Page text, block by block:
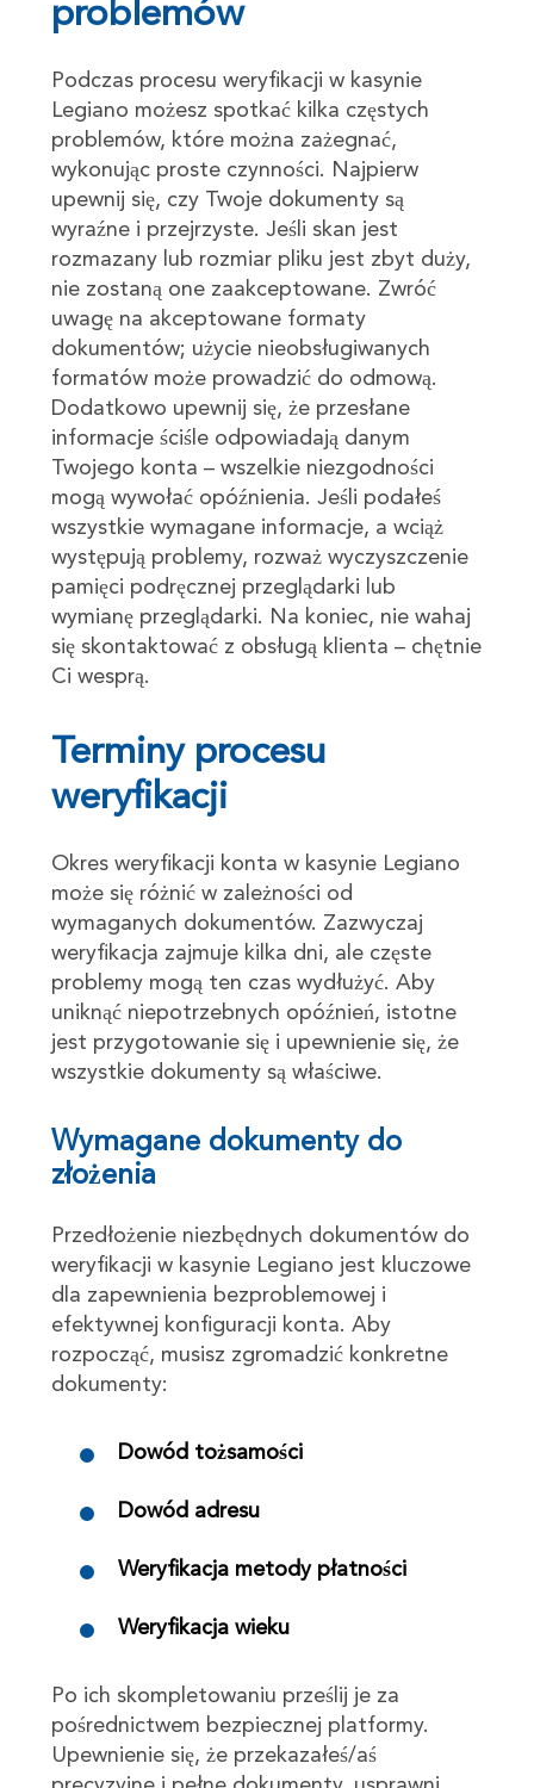
problemów
Podczas procesu weryfikacji w kasynie
Legiano możesz spotkać kilka częstych
problemów, które można zażegnać,
wykonując proste czynności. Najpierw
upewnij się, czy Twoje dokumenty są
wyraźne i przejrzyste. Jeśli skan jest
rozmazany lub rozmiar pliku jest zbyt duży,
nie zostaną one zaakceptowane. Zwróć
uwagę na akceptowane formaty
dokumentów; użycie nieobsługiwanych
formatów może prowadzić do odmową.
Dodatkowo upewnij się, że przesłane
informacje ściśle odpowiadają danym
Twojego konta – wszelkie niezgodności
mogą wywołać opóźnienia. Jeśli podałeś
wszystkie wymagane informacje, a wciąż
występują problemy, rozważ wyczyszczenie
pamięci podręcznej przeglądarki lub
wymianę przeglądarki. Na koniec, nie wahaj
się skontaktować z obsługą klienta – chętnie
Ci wesprą.
Terminy procesu
weryfikacji
Okres weryfikacji konta w kasynie Legiano
może się różnić w zależności od
wymaganych dokumentów. Zazwyczaj
weryfikacja zajmuje kilka dni, ale częste
problemy mogą ten czas wydłużyć. Aby
uniknąć niepotrzebnych opóźnień, istotne
jest przygotowanie się i upewnienie się, że
wszystkie dokumenty są właściwe.
Wymagane dokumenty do
złożenia
Przedłożenie niezbędnych dokumentów do
weryfikacji w kasynie Legiano jest kluczowe
dla zapewnienia bezproblemowej i
efektywnej konfiguracji konta. Aby
rozpocząć, musisz zgromadzić konkretne
dokumenty:
Dowód tożsamości
Dowód adresu
Weryfikacja metody płatności
Weryfikacja wieku
Po ich skompletowaniu prześlij je za
pośrednictwem bezpiecznej platformy.
Upewnienie się, że przekazałeś/aś